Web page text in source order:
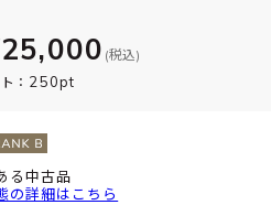
(税込)
： 250pt
る中古品
の詳細はこちら